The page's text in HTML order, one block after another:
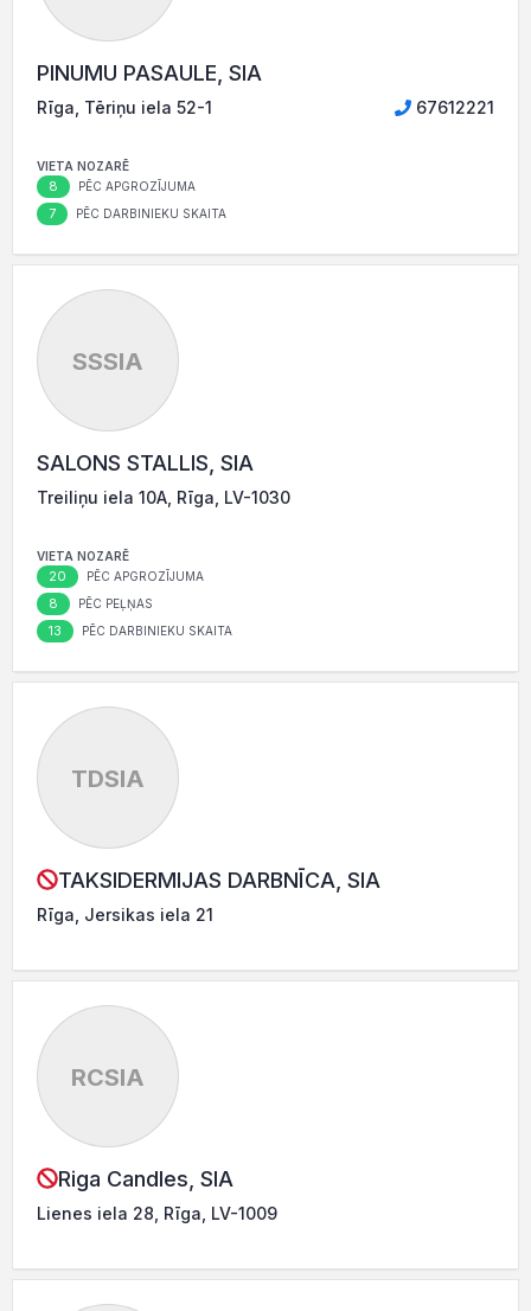
PINUMU PASAULE, SIA
Rīga, Tēriņu iela 52-1 67612221
VIETA NOZARĒ
8 PĒC APGROZĪJUMA
7 PĒC DARBINIEKU SKAITA
SSSIA
SALONS STALLIS, SIA
Treiliņu iela 10A, Rīga, LV-1030
VIETA NOZARĒ
20 PĒC APGROZĪJUMA
8 PĒC PEĻŅAS
13 PĒC DARBINIEKU SKAITA
TDSIA
TAKSIDERMIJAS DARBNĪCA, SIA
Rīga, Jersikas iela 21
RCSIA
Riga Candles, SIA
Lienes iela 28, Rīga, LV-1009